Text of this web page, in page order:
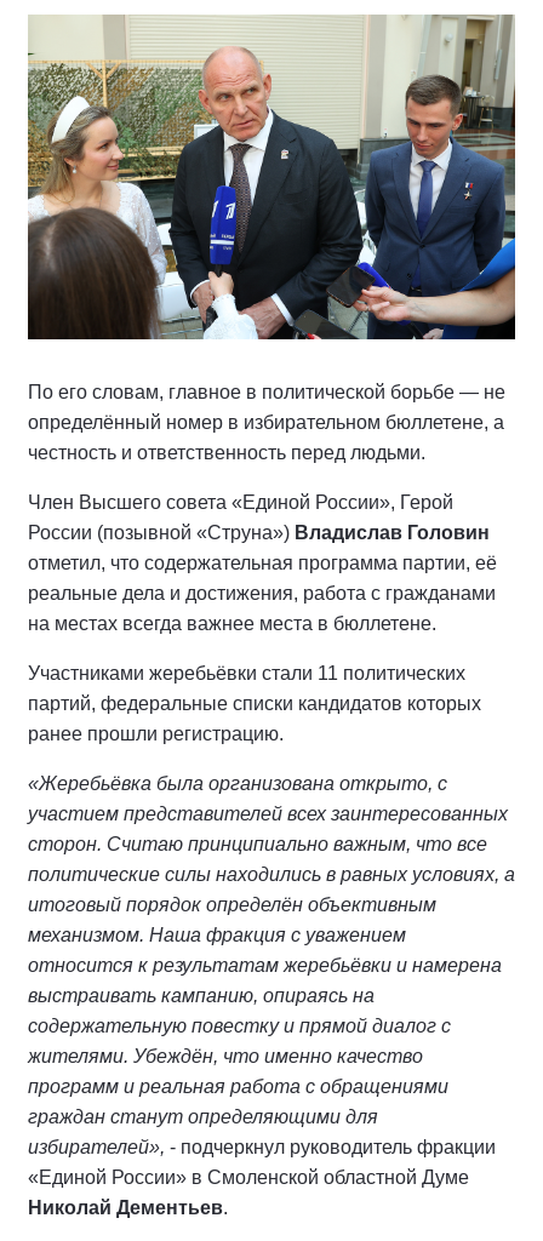
По его словам, главное в политической борьбе — не
определённый номер в избирательном бюллетене, а
честность и ответственность перед людьми.
Член Высшего совета «Единой России», Герой
России (позывной «Струна») Владислав Головин
отметил, что содержательная программа партии, её
реальные дела и достижения, работа с гражданами
на местах всегда важнее места в бюллетене.
Участниками жеребьёвки стали 11 политических
партий, федеральные списки кандидатов которых
ранее прошли регистрацию.
«Жеребьёвка была организована открыто, с
участием представителей всех заинтересованных
сторон. Считаю принципиально важным, что все
политические силы находились в равных условиях, а
итоговый порядок определён объективным
механизмом. Наша фракция с уважением
относится к результатам жеребьёвки и намерена
выстраивать кампанию, опираясь на
содержательную повестку и прямой диалог с
жителями. Убеждён, что именно качество
программ и реальная работа с обращениями
граждан станут определяющими для
избирателей», - подчеркнул руководитель фракции
«Единой России» в Смоленской областной Думе
Николай Дементьев.